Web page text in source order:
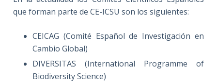
que forman parte de CE-ICSU son los siguientes:
CEICAG (Comité Español de Investigación en
Cambio Global)
DIVERSITAS (International Programme of
Biodiversity Science)